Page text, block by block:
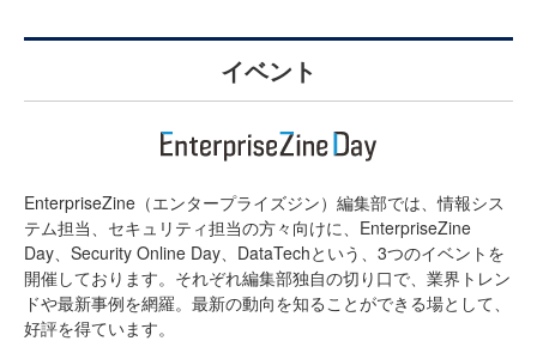
イベント
EnterpriseZine（エンタープライズジン）編集部では、情報シス
テム担当、セキュリティ担当の方々向けに、EnterpriseZine
Day、Security Online Day、DataTechという、3つのイベントを
開催しております。それぞれ編集部独自の切り口で、業界トレン
ドや最新事例を網羅。最新の動向を知ることができる場として、
好評を得ています。